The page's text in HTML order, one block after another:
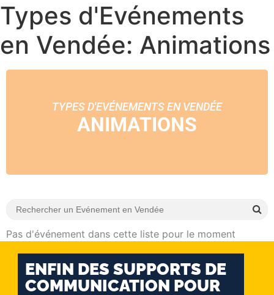
Types d'Evénements
en Vendée: Animations
TYPES D'EVÉNEMENTS EN VENDÉE
ANIMATIONS
Pas d'événement dans cette liste pour le moment
ENFIN DES SUPPORTS DE
COMMUNICATION POUR